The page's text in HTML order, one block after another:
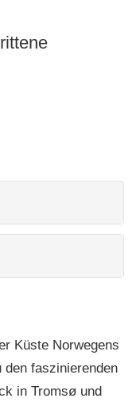
Küste Norwegens
den faszinierenden
in Tromsø und